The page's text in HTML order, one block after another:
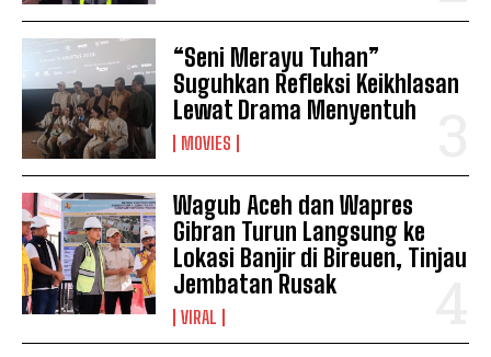
“Seni Merayu Tuhan”
Suguhkan Refleksi Keikhlasan
Lewat Drama Menyentuh
MOVIES
Wagub Aceh dan Wapres
Gibran Turun Langsung ke
Lokasi Banjir di Bireuen, Tinjau
Jembatan Rusak
VIRAL